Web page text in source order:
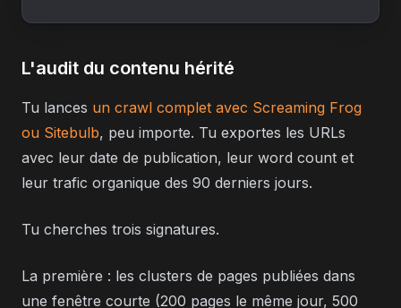
L'audit du contenu hérité
Tu lances un crawl complet avec Screaming Frog
ou Sitebulb, peu importe. Tu exportes les URLs
avec leur date de publication, leur word count et
leur trafic organique des 90 derniers jours.
Tu cherches trois signatures.
La première : les clusters de pages publiées dans
une fenêtre courte (200 pages le même jour, 500